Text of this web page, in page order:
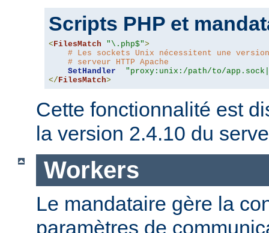
Scripts PHP et
<FilesMatch "\.php$">
# Les sockets Unix nécessitent une
# serveur HTTP Apache
SetHandler
"proxy:unix:/path/to/
</FilesMatch>
Cette fonctionnalité est
la version 2.4.10 du
Workers
Le mandataire gère la
paramètres de